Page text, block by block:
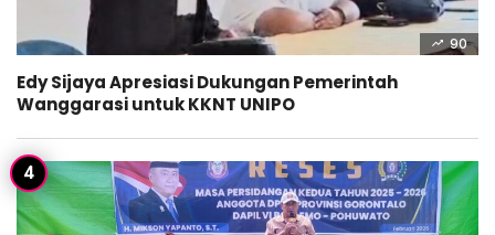
90
Edy Sijaya Apresiasi Dukungan Pemerintah
Wanggarasi untuk KKNT UNIPO